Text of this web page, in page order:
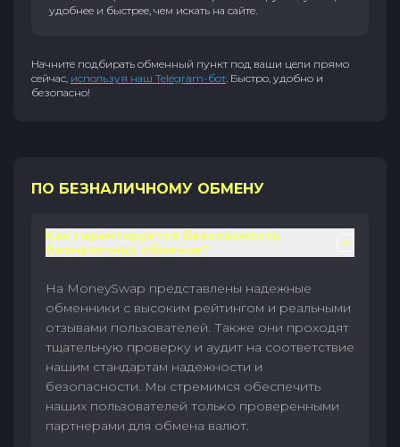
удобнее и быстрее, чем искать на сайте.
Начните подбирать обменный пункт под ваши цели прямо
сейчас, используя наш Telegram-бот. Быстро, удобно и
безопасно!
ПО БЕЗНАЛИЧНОМУ ОБМЕНУ
Как гарантируется безопасность
безналичных обменов?
На MoneySwap представлены надежные
обменники с высоким рейтингом и реальными
отзывами пользователей. Также они проходят
тщательную проверку и аудит на соответствие
нашим стандартам надежности и
безопасности. Мы стремимся обеспечить
наших пользователей только проверенными
партнерами для обмена валют.